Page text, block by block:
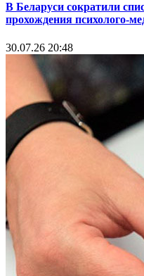
В Беларуси сократили
прохождения психолого-
30.07.26 20:48